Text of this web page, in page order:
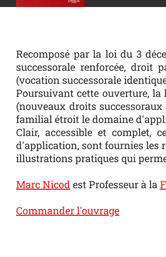
Recomposé par la loi du 3
successorale renforcée,
(vocation successorale
Poursuivant cette ouverture,
(nouveaux droits
familial étroit le domaine
Clair, accessible et complet,
d'application, sont fournies les
illustrations pratiques qui
Marc Nicod est Professeur à la
Commander l'ouvrage